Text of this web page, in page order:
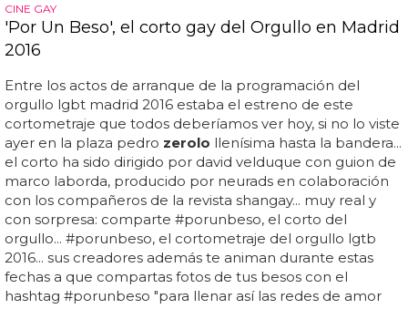
CINE GAY
'Por Un Beso', el corto gay del Orgullo en Madrid
2016
Entre los actos de arranque de la programación del
orgullo lgbt madrid 2016 estaba el estreno de este
cortometraje que todos deberíamos ver hoy, si no lo viste
ayer en la plaza pedro zerolo llenísima hasta la bandera...
el corto ha sido dirigido por david velduque con guion de
marco laborda, producido por neurads en colaboración
con los compañeros de la revista shangay... muy real y
con sorpresa: comparte #porunbeso, el corto del
orgullo... #porunbeso, el cortometraje del orgullo lgtb
2016... sus creadores además te animan durante estas
fechas a que compartas fotos de tus besos con el
hashtag #porunbeso "para llenar así las redes de amor